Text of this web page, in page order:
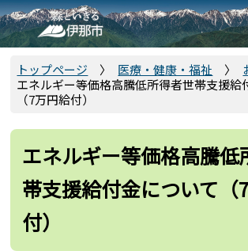
こ
の
ペ
先
トップページ 医療・健康・福祉
エネルギー等価格高騰低所得者世帯支援給
（7万円給付）
エネルギー等価格高騰低
帯支援給付金について（
付）